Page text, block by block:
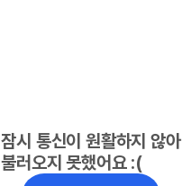
잠시 통신이 원활하지 않아
불러오지 못했어요 :(